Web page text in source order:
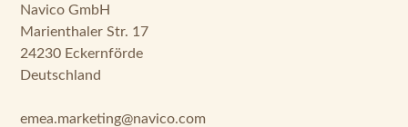
Navico GmbH
Marienthaler Str. 17
24230 Eckernförde
Deutschland
emea.marketing@navico.com